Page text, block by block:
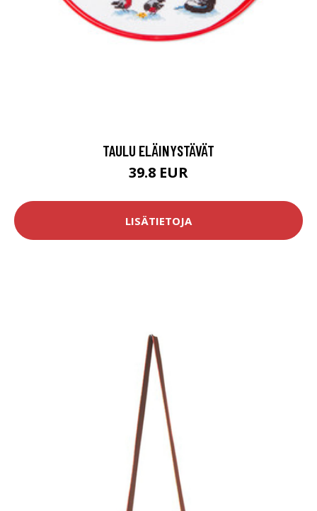
TAULU ELÄINYSTÄVÄT
39.8 EUR
LISÄTIETOJA